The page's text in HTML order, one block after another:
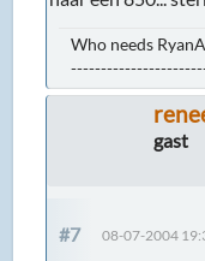
Who needs
gast
#7 08-07-2004